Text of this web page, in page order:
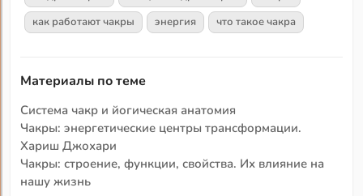
как работают чакры
энергия что такое чакра
Материалы по теме
Система чакр и йогическая анатомия
Чакры: энергетические центры трансформации.
Хариш Джохари
Чакры: строение, функции, свойства. Их влияние на
нашу жизнь